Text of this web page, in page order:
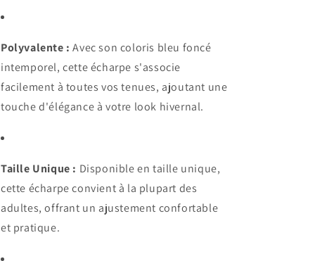
Polyvalente : Avec son coloris bleu foncé
intemporel, cette écharpe s'associe
facilement à toutes vos tenues, ajoutant une
touche d'élégance à votre look hivernal.
Taille Unique : Disponible en taille unique,
cette écharpe convient à la plupart des
adultes, offrant un ajustement confortable
et pratique.